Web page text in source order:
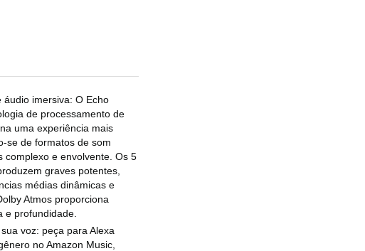
imersiva: O Echo
de processamento de
uma experiência mais
se de formatos de som
complexo e envolvente. Os 5
graves potentes,
médias dinâmicas e
Atmos proporciona
e profundidade.
voz: peça para Alexa
no Amazon Music,